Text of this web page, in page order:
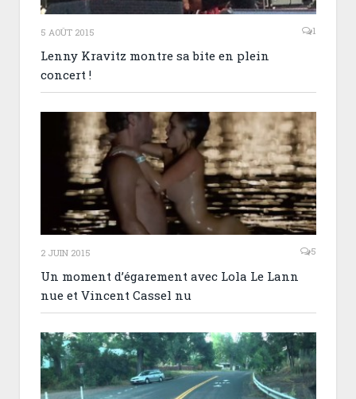
5 AOÛT 2015 1
Lenny Kravitz montre sa bite en plein
concert !
2 JUIN 2015 5
Un moment d’égarement avec Lola Le Lann
nue et Vincent Cassel nu